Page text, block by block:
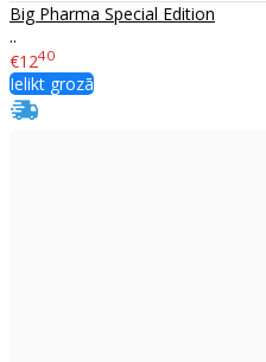
Big Pharma Special Edition
..
€1240
Ielikt grozā